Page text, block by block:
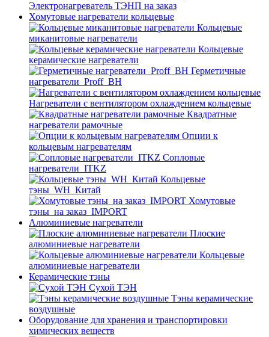
Электронагреватель ТЭНП на заказ
Хомутовые нагреватели кольцевые
Кольцевые
миканитовые нагреватели
Кольцевые
керамические нагреватели
Герметичные
нагреватели_Proff_BH
Нагреватели с вентилятором охлаждением кольцевые
Квадратные
нагреватели рамочные
Опции к
кольцевым нагревателям
Cопловые
нагреватели_ITKZ
Кольцевые
тэны_WH_Китай
Хомутовые
тэны_на заказ_IMPORT
Алюминиевые нагреватели
Плоские
алюминиевые нагреватели
Кольцевые
алюминиевые нагреватели
Керамические тэны
Сухой ТЭН
Тэны керамические
воздушные
Оборудование для хранения и транспортировки
химических веществ